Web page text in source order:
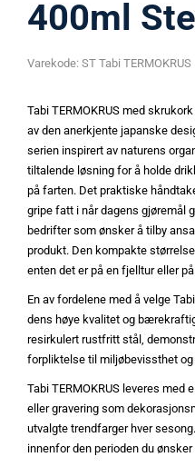
400ml
Varekode: ST Tabi TERMOKRUS
Tabi TERMOKRUS med
av den anerkjente japanske
serien inspirert av naturens
tiltalende løsning for å holde
på farten. Det praktiske
gripe fatt i når dagens gjøremål
bedrifter som ønsker å tilby
produkt. Den kompakte
enten det er på en fjelltur eller
En av fordelene med å velge
dens høye kvalitet og
resirkulert rustfritt stål,
forpliktelse til miljøbevissthet
Tabi TERMOKRUS leveres med
eller gravering som
utvalgte trendfarger hver
innenfor den perioden du